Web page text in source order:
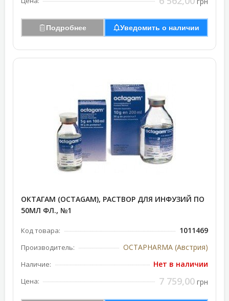
Подробнее Уведомить о наличии
ОКТАГАМ (OCTAGAM), РАСТВОР ДЛЯ ИНФУЗИЙ ПО
50МЛ ФЛ., №1
Код товара: 1011469
Производитель: OCTAPHARMA (Австрия)
Наличие: Нет в наличии
Цена: 7 759,00 грн